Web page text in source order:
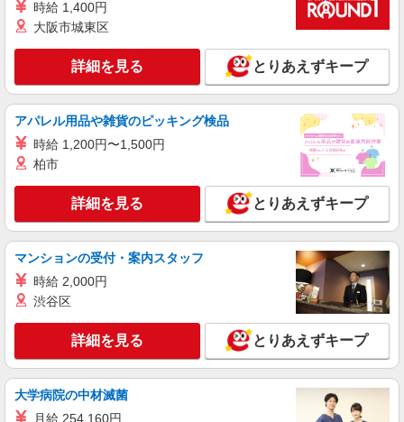
時給 1,400円
大阪市城東区
詳細を見る とりあえずキープ
アパレル用品や雑貨のピッキング検品
時給 1,200円〜1,500円
柏市
詳細を見る とりあえずキープ
マンションの受付・案内スタッフ
時給 2,000円
渋谷区
詳細を見る とりあえずキープ
大学病院の中材滅菌
月給 254,160円